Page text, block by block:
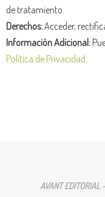
de tratamiento.
Derechos:Acceder,
Información Adicional:
Política de Privacidad
AVANT EDITORIAL